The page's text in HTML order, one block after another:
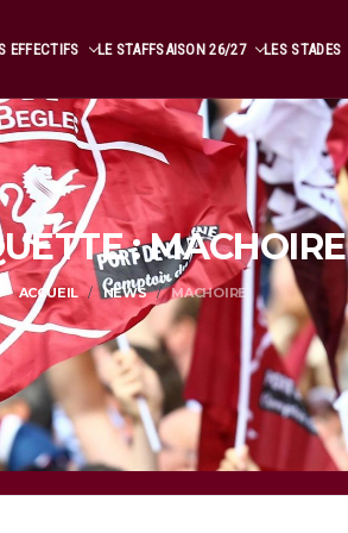
EFFECTIFS LE STAFFSAISON 26/27 LES STADES
: MACHOIRE
ACCUEIL NEWS MACHOIRE